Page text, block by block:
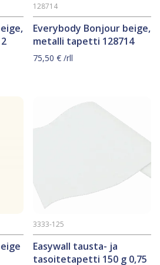
Everybody Bonjour beige,
metalli tapetti 128714
128714
75,50€ /rll
Easywall tausta- ja
tasoitetapetti 150 g 0,75
3333-125